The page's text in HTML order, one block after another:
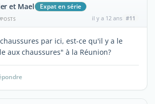
et Mael Expat en série
POSTS il y a 12 ans #11
par ici, est-ce qu'il y a le
aux chaussures" à la Réunion?